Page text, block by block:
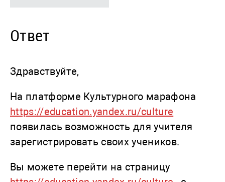
Ответ
Здравствуйте,
На платформе Культурного марафона
https://education.yandex.ru/culture
появилась возможность для учителя
зарегистрировать своих учеников.
Вы можете перейти на страницу